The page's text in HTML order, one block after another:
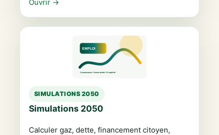
Ouvrir →
SIMULATIONS 2050
Simulations 2050
Calculer gaz, dette, financement citoyen,